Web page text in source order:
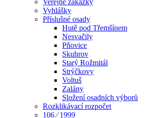
Veřejné zakázky
Vyhlášky
Příslušné osady
Hutě pod Třemšínem
Nesvačily
Pňovice
Skuhrov
Starý Rožmitál
Strýčkovy
Voltuš
Zalány
Složení osadních výborů
Rozklikávací rozpočet
106 ⁄ 1999